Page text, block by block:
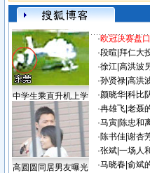
中学生乘直升机上学
高圆圆同居男友曝光
·欧冠决赛盘
·段暄 拜仁大
·徐江| 高洪波
·孙贤禄| 高洪
·颜晓华| 科比
·冉雄飞| 老聂
·马寅| 陈忠和
·陈书佳| 谢杏
·张斌| 一场人
·马晓春| 俞斌